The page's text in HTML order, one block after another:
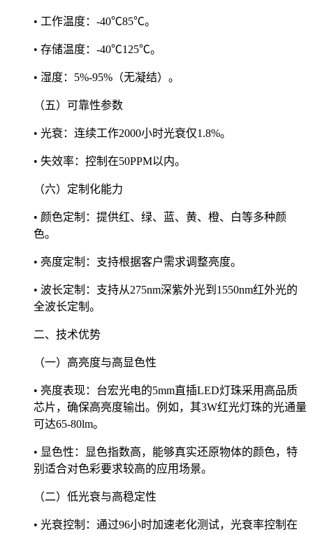
• 工作温度：-40℃85℃。
• 存储温度：-40℃125℃。
• 湿度：5%-95%（无凝结）。
（五）可靠性参数
• 光衰：连续工作2000小时光衰仅1.8%。
• 失效率：控制在50PPM以内。
（六）定制化能力
• 颜色定制：提供红、绿、蓝、黄、橙、白等多种颜
色。
• 亮度定制：支持根据客户需求调整亮度。
• 波长定制：支持从275nm深紫外光到1550nm红外光的
全波长定制。
二、技术优势
（一）高亮度与高显色性
• 亮度表现：台宏光电的5mm直插LED灯珠采用高品质
芯片，确保高亮度输出。例如，其3W红光灯珠的光通量
可达65-80lm。
• 显色性：显色指数高，能够真实还原物体的颜色，特
别适合对色彩要求较高的应用场景。
（二）低光衰与高稳定性
• 光衰控制：通过96小时加速老化测试，光衰率控制在